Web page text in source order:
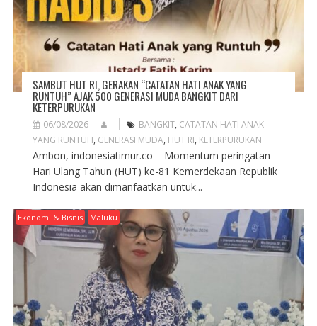
N
SAMBUT HUT RI, GERAKAN “CATATAN HATI ANAK YANG
RUNTUH” AJAK 500 GENERASI MUDA BANGKIT DARI
KETERPURUKAN
06/08/2026 BANGKIT, CATATAN HATI ANAK
YANG RUNTUH, GENERASI MUDA, HUT RI, KETERPURUKAN
Ambon, indonesiatimur.co – Momentum peringatan
Hari Ulang Tahun (HUT) ke-81 Kemerdekaan Republik
Indonesia akan dimanfaatkan untuk...
Ekonomi & Bisnis Maluku